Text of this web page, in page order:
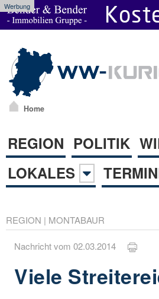
Werbung
Home
REGION POLITIK
LOKALES
REGION | MONTABAUR
Nachricht vom 02.03.2014
Viele